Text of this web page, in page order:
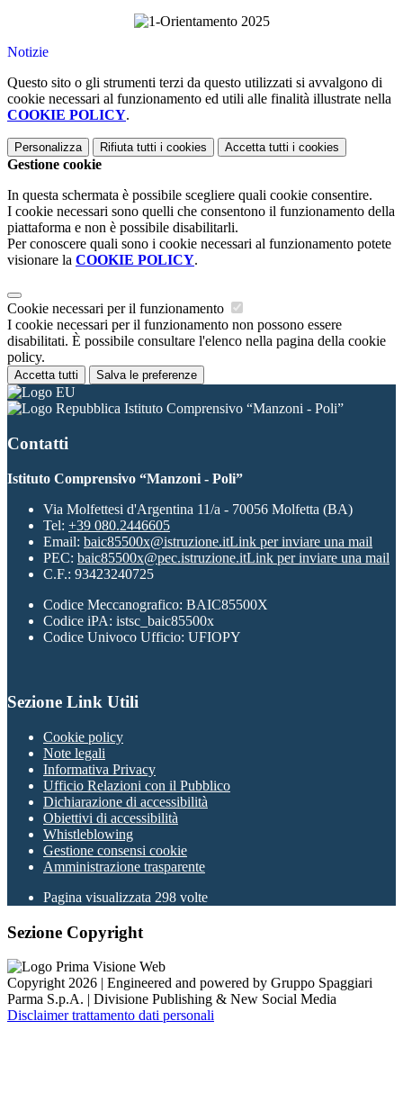
Notizie
Questo sito o gli strumenti terzi da questo utilizzati si avvalgono di
cookie necessari al funzionamento ed utili alle finalità illustrate nella
COOKIE POLICY.
Personalizza Rifiuta tutti i cookies Accetta tutti i cookies
Gestione cookie
In questa schermata è possibile scegliere quali cookie consentire.
I cookie necessari sono quelli che consentono il funzionamento della
piattaforma e non è possibile disabilitarli.
Per conoscere quali sono i cookie necessari al funzionamento potete
visionare la COOKIE POLICY.
Cookie necessari per il funzionamento
I cookie necessari per il funzionamento non possono essere
disabilitati. È possibile consultare l'elenco nella pagina della cookie
policy.
Accetta tutti Salva le preferenze
Istituto Comprensivo “Manzoni - Poli”
Contatti
Istituto Comprensivo “Manzoni - Poli”
Via Molfettesi d'Argentina 11/a - 70056 Molfetta (BA)
Tel: +39 080.2446605
Email: baic85500x@istruzione.itLink per inviare una mail
PEC: baic85500x@pec.istruzione.itLink per inviare una mail
C.F.: 93423240725
Codice Meccanografico: BAIC85500X
Codice iPA: istsc_baic85500x
Codice Univoco Ufficio: UFIOPY
Sezione Link Utili
Cookie policy
Note legali
Informativa Privacy
Ufficio Relazioni con il Pubblico
Dichiarazione di accessibilità
Obiettivi di accessibilità
Whistleblowing
Gestione consensi cookie
Amministrazione trasparente
Pagina visualizzata 298 volte
Sezione Copyright
Copyright 2026 | Engineered and powered by Gruppo Spaggiari
Parma S.p.A. | Divisione Publishing & New Social Media
Disclaimer trattamento dati personali